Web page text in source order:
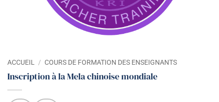
ACCUEIL / COURS DE FORMATION DES ENSEIGNANTS
Inscription à la Mela chinoise mondiale